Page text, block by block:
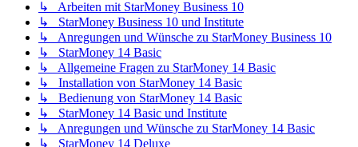
↳ Arbeiten mit StarMoney Business 10
↳ StarMoney Business 10 und Institute
↳ Anregungen und Wünsche zu StarMoney Business 10
↳ StarMoney 14 Basic
↳ Allgemeine Fragen zu StarMoney 14 Basic
↳ Installation von StarMoney 14 Basic
↳ Bedienung von StarMoney 14 Basic
↳ StarMoney 14 Basic und Institute
↳ Anregungen und Wünsche zu StarMoney 14 Basic
↳ StarMoney 14 Deluxe